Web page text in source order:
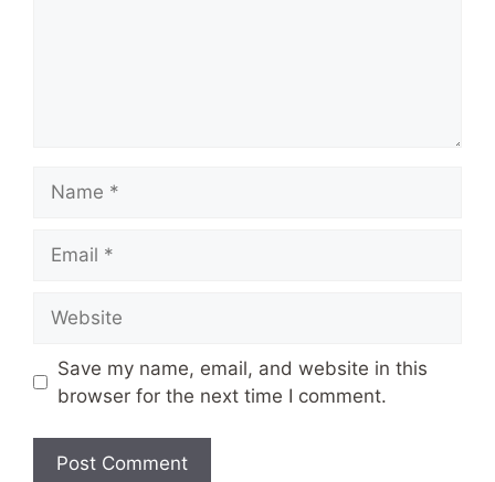
Save my name, email, and website in this
browser for the next time I comment.